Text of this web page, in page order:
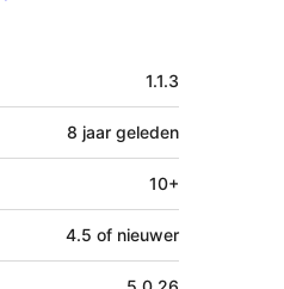
1.1.3
8 jaar geleden
10+
4.5 of nieuwer